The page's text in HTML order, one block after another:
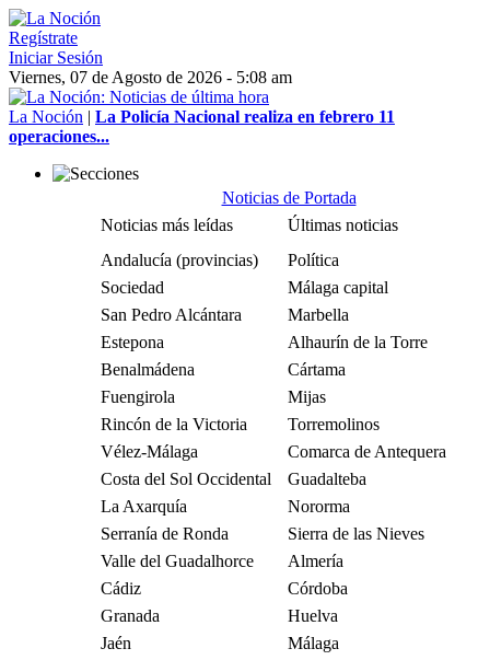
Regístrate
Iniciar Sesión
Viernes, 07 de Agosto de 2026 - 5:08 am
La Noción | La Policía Nacional realiza en febrero 11
operaciones...
Noticias de Portada
Noticias más leídas
Últimas noticias
Andalucía (provincias)
Política
Sociedad
Málaga capital
San Pedro Alcántara
Marbella
Estepona
Alhaurín de la Torre
Benalmádena
Cártama
Fuengirola
Mijas
Rincón de la Victoria
Torremolinos
Vélez-Málaga
Comarca de Antequera
Costa del Sol Occidental
Guadalteba
La Axarquía
Nororma
Serranía de Ronda
Sierra de las Nieves
Valle del Guadalhorce
Almería
Cádiz
Córdoba
Granada
Huelva
Jaén
Málaga